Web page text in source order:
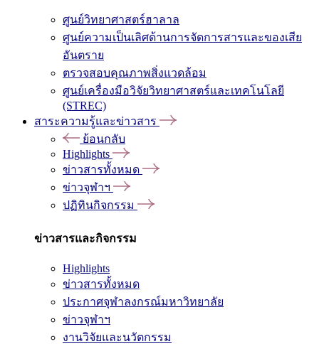
ศูนย์วิทยาศาสตร์ฮาลาล
ศูนย์ความเป็นเลิศด้านการจัดการสารและของเสีย
อันตราย
ตรวจสอบคุณภาพสิ่งแวดล้อม
ศูนย์เครื่องมือวิจัยวิทยาศาสตร์และเทคโนโลยี
(STREC)
สาระความรู้และข่าวสาร
ย้อนกลับ
Highlights
ข่าวสารทั้งหมด
ข่าวจุฬาฯ
ปฏิทินกิจกรรม
ข่าวสารและกิจกรรม
Highlights
ข่าวสารทั้งหมด
ประกาศจุฬาลงกรณ์มหาวิทยาลัย
ข่าวจุฬาฯ
งานวิจัยและนวัตกรรม